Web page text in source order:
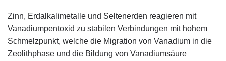
Zinn, Erdalkalimetalle und Seltenerden reagieren mit
Vanadiumpentoxid zu stabilen Verbindungen mit hohem
Schmelzpunkt, welche die Migration von Vanadium in die
Zeolithphase und die Bildung von Vanadiumsäure